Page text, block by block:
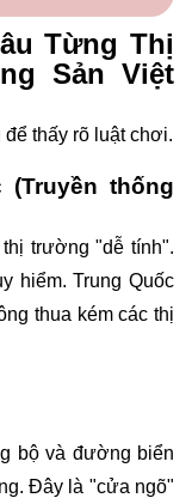
Từng Thị
Sản Việt
thấy rõ luật chơi.
(Truyền thống
trường "dễ tính".
hiểm. Trung Quốc
thua kém các thị
bộ và đường biển
Đây là "cửa ngõ"